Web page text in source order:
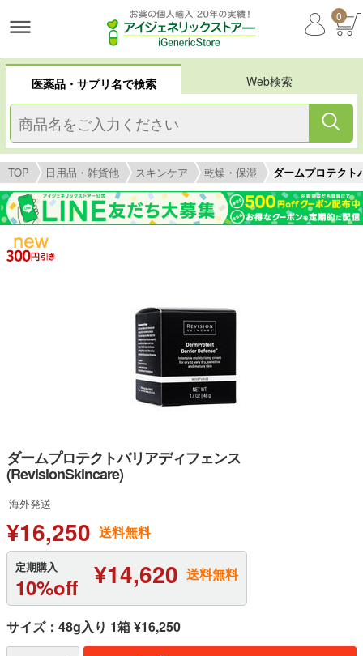
0
医薬品・サプリ名で検索 Web検索
TOP 日用品・雑貨他 スキンケア 乾燥・保湿 ダームプロテク
ダームプロテクトバリアディフェンス
(RevisionSkincare)
海外発送
¥16,250 送料無料
定期購入
10%off ¥14,620 送料無料
サイズ：48g入り 1箱 ¥16,250